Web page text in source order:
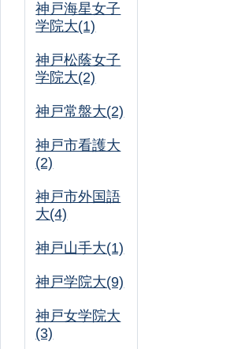
神戸海星女子
学院大(1)
神戸松蔭女子
学院大(2)
神戸常盤大(2)
神戸市看護大
(2)
神戸市外国語
大(4)
神戸山手大(1)
神戸学院大(9)
神戸女学院大
(3)